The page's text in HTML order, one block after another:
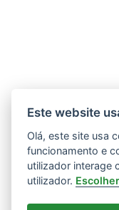
Este website
Olá, este site usa
funcionamento e
utilizador interage
utilizador. Escolher